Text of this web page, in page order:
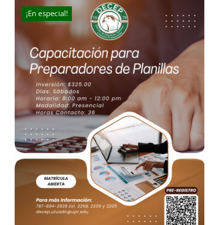
$180.00.
¡En especial!